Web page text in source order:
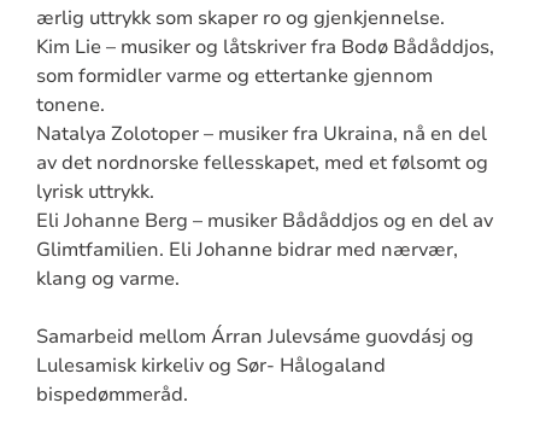
ærlig uttrykk som skaper ro og gjenkjennelse.
Kim Lie – musiker og låtskriver fra Bodø Bådåddjos,
som formidler varme og ettertanke gjennom
tonene.
Natalya Zolotoper – musiker fra Ukraina, nå en del
av det nordnorske fellesskapet, med et følsomt og
lyrisk uttrykk.
Eli Johanne Berg – musiker Bådåddjos og en del av
Glimtfamilien. Eli Johanne bidrar med nærvær,
klang og varme.
Samarbeid mellom Árran Julevsáme guovdásj og
Lulesamisk kirkeliv og Sør- Hålogaland
bispedømmeråd.